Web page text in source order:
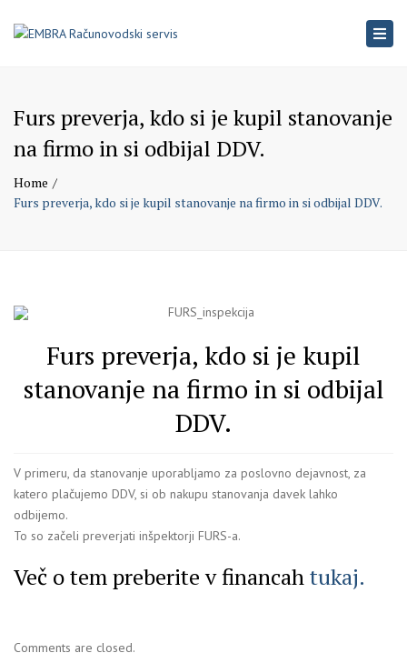
Furs preverja, kdo si je kupil stanovanje
na firmo in si odbijal DDV.
Home
Furs preverja, kdo si je kupil stanovanje na firmo in si odbijal DDV.
Furs preverja, kdo si je kupil
stanovanje na firmo in si odbijal
DDV.
V primeru, da stanovanje uporabljamo za poslovno dejavnost, za
katero plačujemo DDV, si ob nakupu stanovanja davek lahko
odbijemo.
To so začeli preverjati inšpektorji FURS-a.
Več o tem preberite v financahtukaj.
Comments are closed.